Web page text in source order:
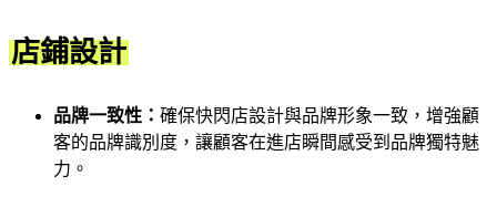
店鋪設計
品牌一致性： 確保快閃店設計與品牌形象一致，增強顧
客的品牌識別度，讓顧客在進店瞬間感受到品牌獨特魅
力。